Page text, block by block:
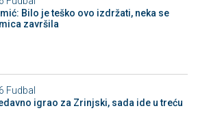
Bilo je teško ovo izdržati, neka se
završila
Fudbal
igrao za Zrinjski, sada ide u treću